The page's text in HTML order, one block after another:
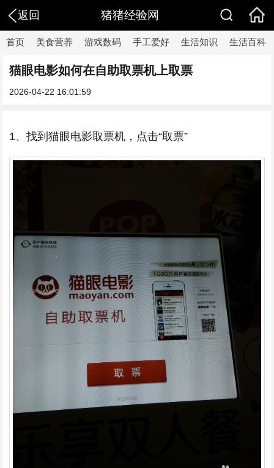
返回 猪猪经验网
首页 美食营养 游戏数码 手工爱好 生活知识 生活百科
猫眼电影如何在自助取票机上取票
2026-04-22 16:01:59
1、找到猫眼电影取票机，点击“取票”